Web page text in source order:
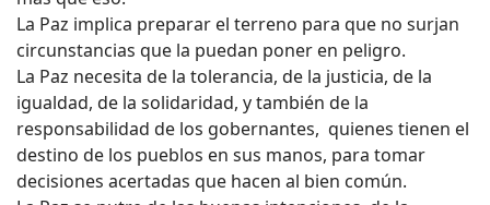
La Paz implica preparar el terreno para que no surjan
circunstancias que la puedan poner en peligro.
La Paz necesita de la tolerancia, de la justicia, de la
igualdad, de la solidaridad, y también de la
responsabilidad de los gobernantes, quienes tienen el
destino de los pueblos en sus manos, para tomar
decisiones acertadas que hacen al bien común.